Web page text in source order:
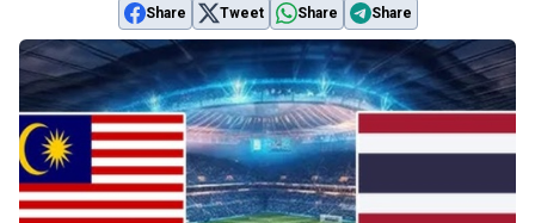
Share Tweet Share Share